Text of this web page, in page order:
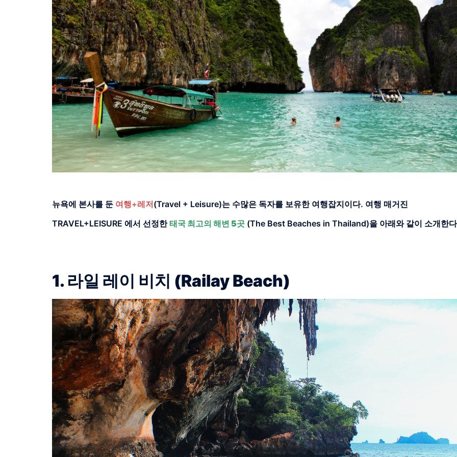
뉴욕에 본사를 둔 여행+레저(Travel + Leisure)는 수많은 독자를 보유한 여행잡지이다. 여행 매거진
TRAVEL+LEISURE 에서 선정한태국 최고의 해변 5곳 (The Best Beaches in Thailand)을 아래와 같이 소개한
1. 라일 레이 비치 (Railay Beach)